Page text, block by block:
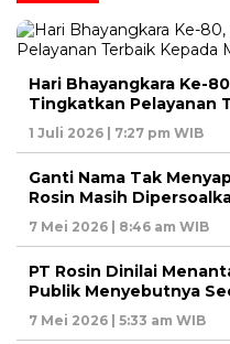
Hari Bhayangkara Ke-
Tingkatkan Pelayanan
1 Juli 2026 | 7:27 pm WIB
Ganti Nama Tak
Rosin Masih
7 Mei 2026 | 8:46 am WIB
PT Rosin Dinilai
Publik Menyebutnya
7 Mei 2026 | 5:33 am WIB